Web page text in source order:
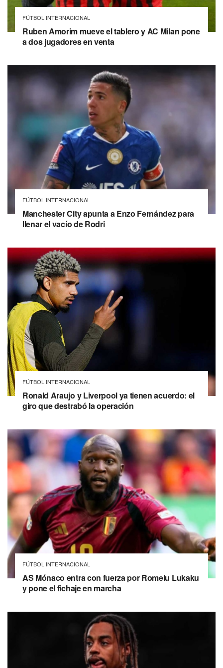
FÚTBOL INTERNACIONAL
Ruben Amorim mueve el tablero y AC Milan pone
a dos jugadores en venta
FÚTBOL INTERNACIONAL
Manchester City apunta a Enzo Fernández para
llenar el vacío de Rodri
FÚTBOL INTERNACIONAL
Ronald Araujo y Liverpool ya tienen acuerdo: el
giro que destrabó la operación
FÚTBOL INTERNACIONAL
AS Mónaco entra con fuerza por Romelu Lukaku
y pone el fichaje en marcha